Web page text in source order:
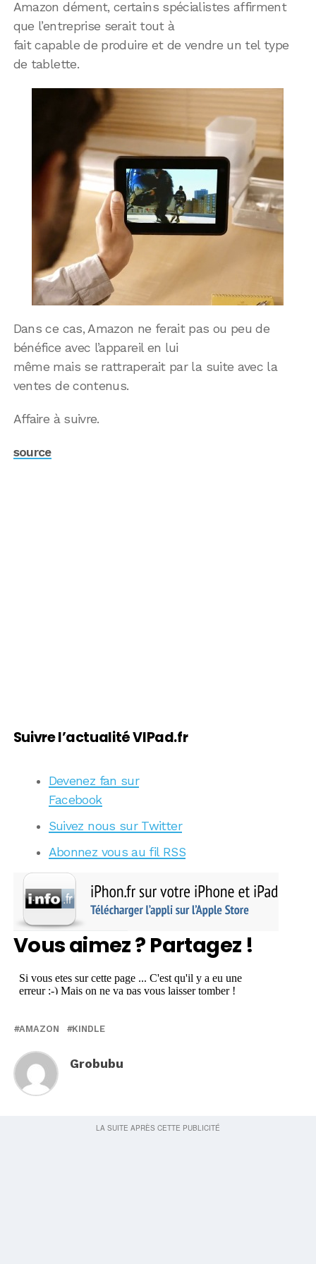
Amazon dément, certains spécialistes affirment
que l’entreprise serait tout à
fait capable de produire et de vendre un tel type
de tablette.
Dans ce cas, Amazon ne ferait pas ou peu de
bénéfice avec l’appareil en lui
même mais se rattraperait par la suite avec la
ventes de contenus.
Affaire à suivre.
source
Suivre l’actualité VIPad.fr
Devenez fan sur
Facebook
Suivez nous sur Twitter
Abonnez vous au fil RSS
Vous aimez ? Partagez !
AMAZON KINDLE
Grobubu